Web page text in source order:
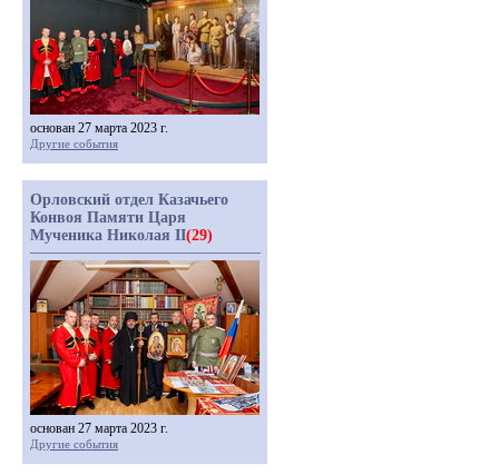
основан 27 марта 2023 г.
Другие события
Орловский отдел Казачьего
Конвоя Памяти Царя
Мученика Николая II(29)
основан 27 марта 2023 г.
Другие события